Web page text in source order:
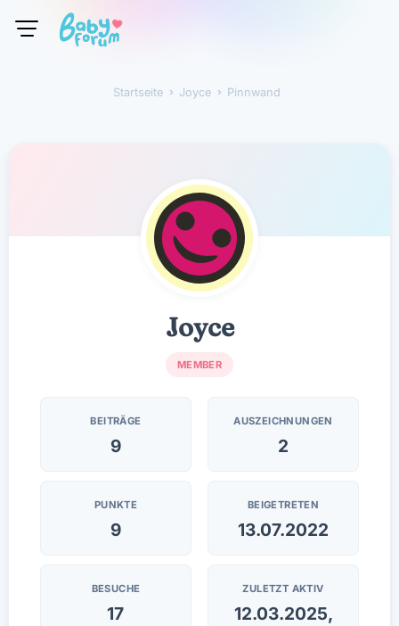
Startseite › Joyce › Pinnwand
Joyce
MEMBER
BEITRÄGE
9
AUSZEICHNUNGEN
2
PUNKTE
9
BEIGETRETEN
13.07.2022
BESUCHE
17
ZULETZT AKTIV
12.03.2025,